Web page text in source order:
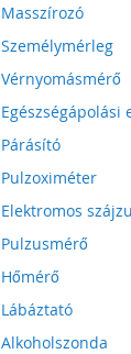
Masszírozó
Személymérleg
Vérnyomásmérő
Egészségápolási
Párásító
Pulzoximéter
Elektromos
Pulzusmérő
Hőmérő
Lábáztató
Alkoholszonda